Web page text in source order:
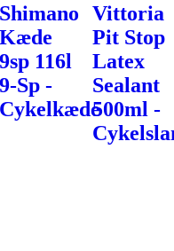
Shimano
Kæde
9sp 116l
9-Sp -
Cykelkæde
Vittoria
Pit Stop
Latex
Sealant
500ml -